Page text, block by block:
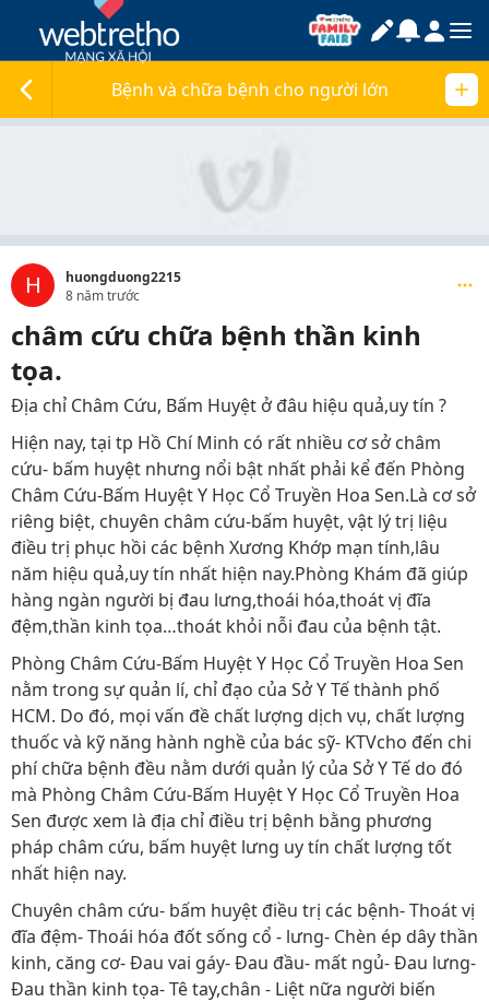
Bệnh và chữa bệnh cho người lớn
H
huongduong2215
8 năm trước
châm cứu chữa bệnh thần kinh
tọa.
Địa chỉ Châm Cứu, Bấm Huyệt ở đâu hiệu quả,uy tín ?
Hiện nay, tại tp Hồ Chí Minh có rất nhiều cơ sở châm
cứu- bấm huyệt nhưng nổi bật nhất phải kể đến Phòng
Châm Cứu-Bấm Huyệt Y Học Cổ Truyền Hoa Sen.Là cơ sở
riêng biệt, chuyên châm cứu-bấm huyệt, vật lý trị liệu
điều trị phục hồi các bệnh Xương Khớp mạn tính,lâu
năm hiệu quả,uy tín nhất hiện nay.Phòng Khám đã giúp
hàng ngàn người bị đau lưng,thoái hóa,thoát vị đĩa
đệm,thần kinh tọa…thoát khỏi nỗi đau của bệnh tật.
Phòng Châm Cứu-Bấm Huyệt Y Học Cổ Truyền Hoa Sen
nằm trong sự quản lí, chỉ đạo của Sở Y Tế thành phố
HCM. Do đó, mọi vấn đề chất lượng dịch vụ, chất lượng
thuốc và kỹ năng hành nghề của bác sỹ- KTVcho đến chi
phí chữa bệnh đều nằm dưới quản lý của Sở Y Tế do đó
mà Phòng Châm Cứu-Bấm Huyệt Y Học Cổ Truyền Hoa
Sen được xem là địa chỉ điều trị bệnh bằng phương
pháp châm cứu, bấm huyệt lưng uy tín chất lượng tốt
nhất hiện nay.
Chuyên châm cứu- bấm huyệt điều trị các bệnh- Thoát vị
đĩa đệm- Thoái hóa đốt sống cổ - lưng- Chèn ép dây thần
kinh, căng cơ- Đau vai gáy- Đau đầu- mất ngủ- Đau lưng-
Đau thần kinh tọa- Tê tay,chân - Liệt nữa người biến